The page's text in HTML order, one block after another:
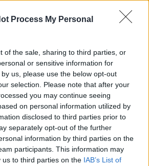
Process My Personal
of the sale, sharing to third parties, or
or sensitive information for
us, please use the below opt-out
selection. Please note that after your
you may continue seeing
on personal information utilized by
disclosed to third parties prior to
separately opt-out of the further
information by third parties on the
participants. This information may
us to third parties on the IAB’s List of